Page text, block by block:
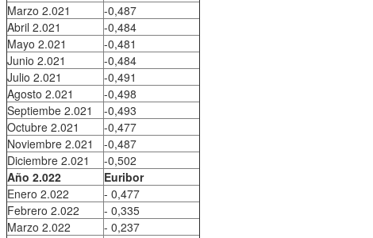
Marzo 2.021
-0,487
Abril 2.021
-0,484
Mayo 2.021
-0,481
Junio 2.021
-0,484
Julio 2.021
-0,491
Agosto 2.021
-0,498
Septiembe 2.021
-0,493
Octubre 2.021
-0,477
Noviembre 2.021
-0,487
Diciembre 2.021
-0,502
Año 2.022
Euribor
Enero 2.022
- 0,477
Febrero 2.022
- 0,335
Marzo 2.022
- 0,237